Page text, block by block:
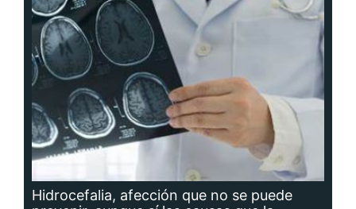
Hidrocefalia, afección que no se puede